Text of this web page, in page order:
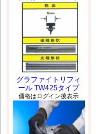
グラファイトリフィ
ール TW425タイプ
価格はログイン後表示